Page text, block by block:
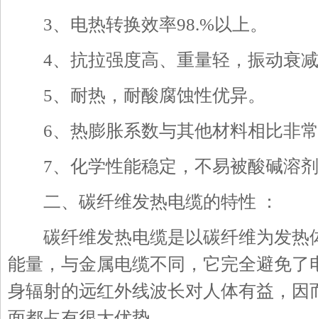
3、电热转换效率98.%以上。
4、抗拉强度高、重量轻，振动衰减
5、耐热，耐酸腐蚀性优异。
6、热膨胀系数与其他材料相比非
7、化学性能稳定，不易被酸碱溶
二、碳纤维发热电缆的特性 ：
碳纤维发热电缆是以碳纤维为发热
能量，与金属电缆不同，它完全避免
身辐射的远红外线波长对人体有益，